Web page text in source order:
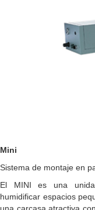
Mini
Sistema de montaje en
El MINI es una
humidificar espacios